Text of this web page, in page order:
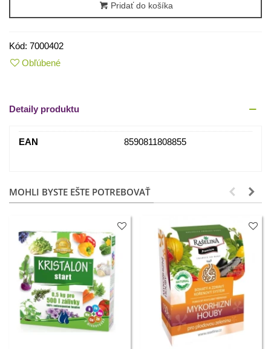
Pridať do košíka
Kód: 7000402
Obľúbené
Detaily produktu
EAN 8590811808855
MOHLI BYSTE EŠTE POTREBOVAŤ